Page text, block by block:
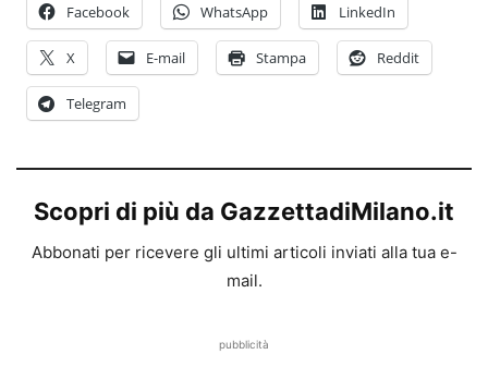
Facebook WhatsApp LinkedIn
X E-mail Stampa Reddit
Telegram
Scopri di più da GazzettadiMilano.it
Abbonati per ricevere gli ultimi articoli inviati alla tua e-
mail.
pubblicità